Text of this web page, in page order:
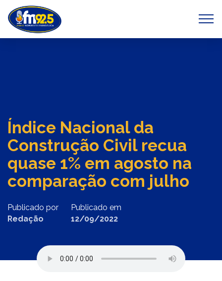
Previous Next
Índice Nacional da
Construção Civil recua
quase 1% em agosto na
comparação com julho
Publicado por
Redação
Publicado em
12/09/2022